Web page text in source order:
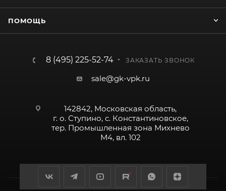
ПОМОЩЬ
8 (495) 225-52-74 ЗАКАЗАТЬ ЗВОНОК
sale@gk-vpk.ru
142842, Московская область,
г. о. Ступино, с. Константиновское,
тер. Промышленная зона Михнево
М4, вл. 102